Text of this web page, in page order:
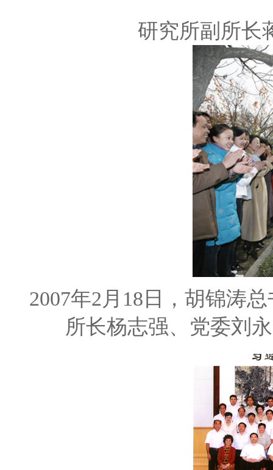
研究所副所长
2007年2月18日，胡锦涛
所长杨志强、党委刘